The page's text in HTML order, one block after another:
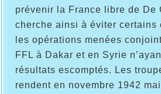
prévenir la France libre de De
cherche ainsi à éviter certains
les opérations menées
FFL à Dakar et en Syrie
résultats escomptés. Les
rendent en novembre 1942